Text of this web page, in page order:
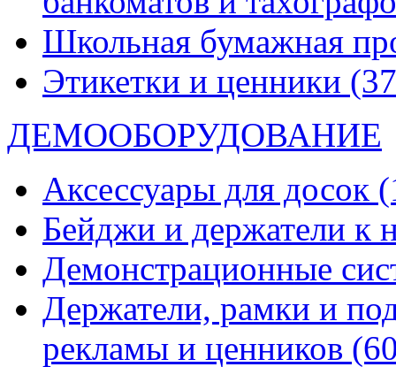
Школьная бумажная
Этикетки и ценники
ДЕМООБОРУДОВАНИЕ
Аксессуары для досок
Бейджи и держатели к
Демонстрационные
Держатели, рамки и
рекламы и ценников